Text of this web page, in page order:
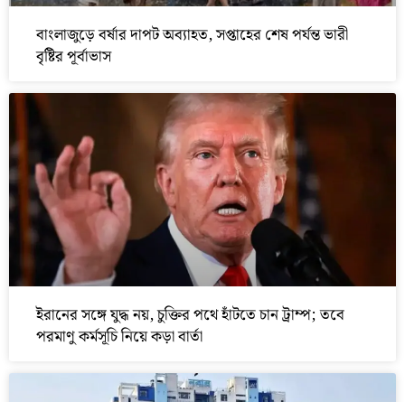
বাংলাজুড়ে বর্ষার দাপট অব্যাহত, সপ্তাহের শেষ পর্যন্ত ভারী
বৃষ্টির পূর্বাভাস
ইরানের সঙ্গে যুদ্ধ নয়, চুক্তির পথে হাঁটতে চান ট্রাম্প; তবে
পরমাণু কর্মসূচি নিয়ে কড়া বার্তা